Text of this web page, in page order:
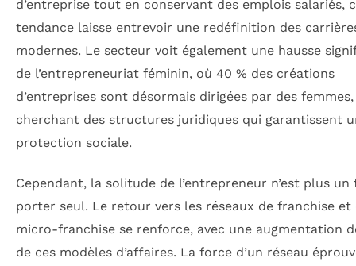
d’entreprise tout en conservant des emplois salariés,
tendance laisse entrevoir une redéfinition des
modernes. Le secteur voit également une hausse
de l’entrepreneuriat féminin, où 40 % des créations
d’entreprises sont désormais dirigées par des femmes,
cherchant des structures juridiques qui garantissent
protection sociale.
Cependant, la solitude de l’entrepreneur n’est plus un
porter seul. Le retour vers les réseaux de franchise et
micro-franchise se renforce, avec une augmentation
de ces modèles d’affaires. La force d’un réseau